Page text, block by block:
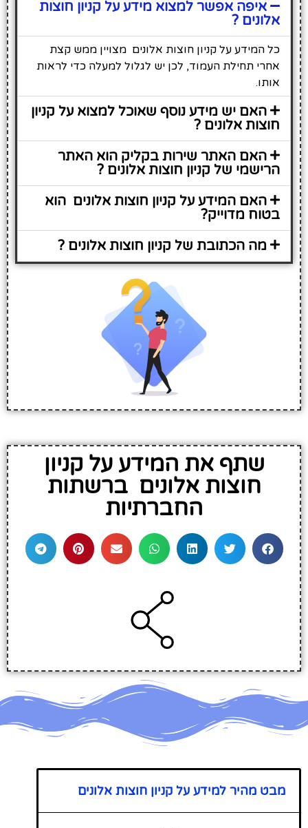
איפה אפשר למצוא מידע על קניון חוצות
אלונים ?
כל המידע על קניון חוצות אלונים מצויין ממש קצת
אחרי תחילת העמוד, לכן יש לגלול למעלה כדי לראות
אותו.
האם יש מידע נוסף שאוכל למצוא על קניון
חוצות אלונים ?
האם האתר שירות בקליק הוא האתר
הרישמי של קניון חוצות אלונים ?
האם המידע על קניון חוצות אלונים הוא
בטוח מדוייק?
מה הכתובת של קניון חוצות אלונים ?
שתף את המידע על קניון
חוצות אלונים ברשתות
החברתיות
מבט מהיר למידע על קניון חוצות אלונים